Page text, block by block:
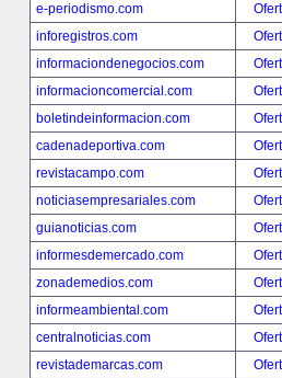
e-periodismo.com
inforegistros.com
informaciondenegocios.com
informacioncomercial.com
boletindeinformacion.com
cadenadeportiva.com
revistacampo.com
noticiasempresariales.com
guianoticias.com
informesdemercado.com
zonademedios.com
informeambiental.com
centralnoticias.com
revistademarcas.com